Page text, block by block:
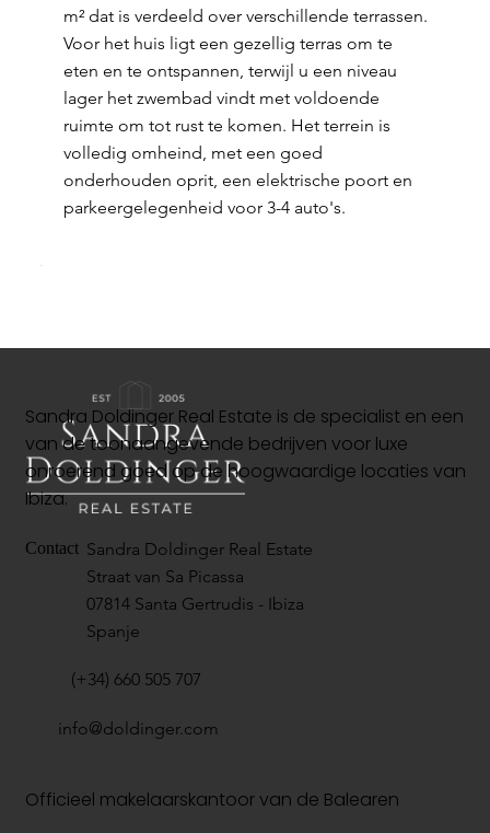
m² dat is verdeeld over verschillende terrassen.
Voor het huis ligt een gezellig terras om te
eten en te ontspannen, terwijl u een niveau
lager het zwembad vindt met voldoende
ruimte om tot rust te komen. Het terrein is
volledig omheind, met een goed
onderhouden oprit, een elektrische poort en
parkeergelegenheid voor 3-4 auto's.
Sandra Doldinger Real Estate is de specialist en een
van de toonaangevende bedrijven voor luxe
onroerend goed op de hoogwaardige locaties van
Ibiza.
Officieel makelaarskantoor van de Balearen
Contact Sandra Doldinger Real Estate
Straat van Sa Picassa
07814 Santa Gertrudis - Ibiza
Spanje
(+34) 660 505 707
info@doldinger.com